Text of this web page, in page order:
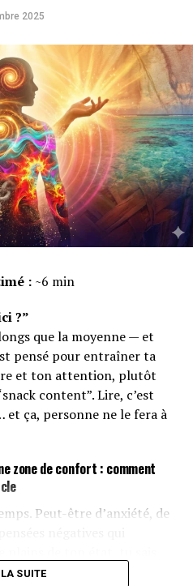
2025
:~6 min
?”
que la moyenne — et
pensé pour entraîner ta
et ton attention, plutôt
content”. Lire, c’est
ça, personne ne le fera à
zone de confort : comment
Peut-être d’anxiété, de
fond… tu ne fais rien pour
SUITE